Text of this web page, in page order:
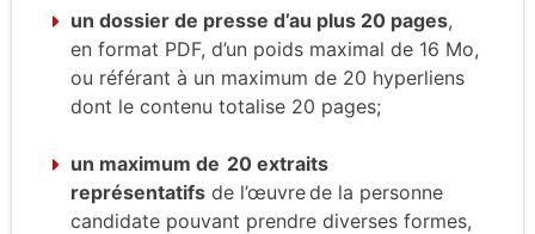
un dossier de presse d’au plus 20 pages,
en format PDF, d’un poids maximal de 16 Mo,
ou référant à un maximum de 20 hyperliens
dont le contenu totalise 20 pages;
un maximum de 20 extraits
représentatifs de l’œuvre de la personne
candidate pouvant prendre diverses formes,